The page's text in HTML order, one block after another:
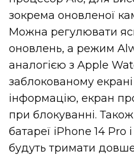
зокрема оновленої
Можна регулювати
оновлень, а режим
аналогією з Apple
заблокованому
інформацію, екран
при блокуванні.
батареї iPhone 14 Pro
будуть тримати